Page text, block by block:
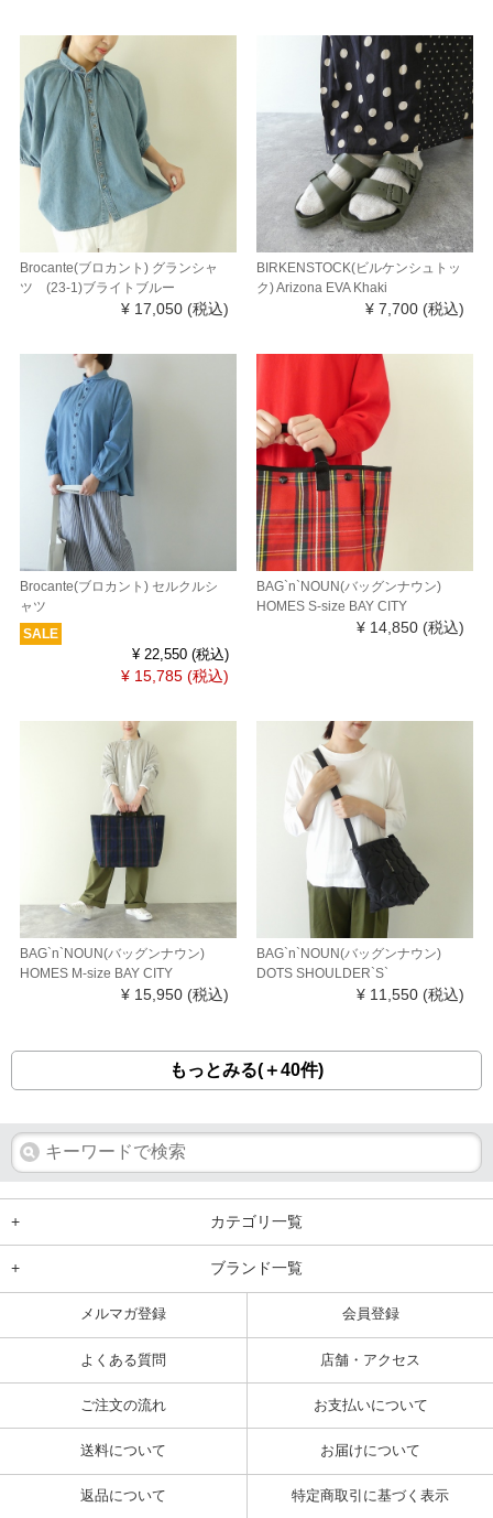
Brocante(ブロカント) グランシャ
ツ (23-1)ブライトブルー
¥ 17,050 (税込)
BIRKENSTOCK(ビルケンシュトッ
ク) Arizona EVA Khaki
¥ 7,700 (税込)
Brocante(ブロカント) セルクルシ
ャツ
SALE
¥ 22,550 (税込)
¥ 15,785 (税込)
BAG`n`NOUN(バッグンナウン)
HOMES S-size BAY CITY
¥ 14,850 (税込)
BAG`n`NOUN(バッグンナウン)
HOMES M-size BAY CITY
¥ 15,950 (税込)
BAG`n`NOUN(バッグンナウン)
DOTS SHOULDER`S`
¥ 11,550 (税込)
もっとみる(＋40件)
+ カテゴリ一覧
+ ブランド一覧
メルマガ登録 会員登録
よくある質問 店舗・アクセス
ご注文の流れ お支払いについて
送料について お届けについて
返品について 特定商取引に基づく表示